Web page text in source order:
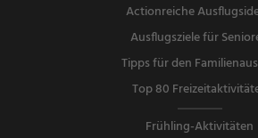
Actionreiche
Ausflugsziele für
Tipps für den
Top 80
Frühling-Aktivitäten